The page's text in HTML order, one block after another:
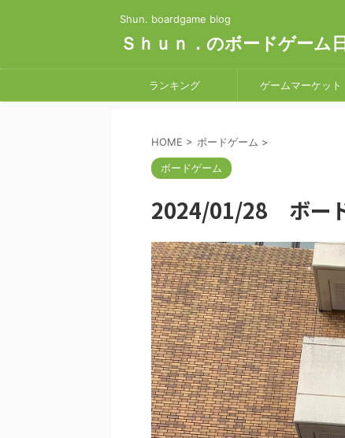
Shun. boardgame blog
Ｓｈｕｎ．のボードゲーム
ランキング ゲームマーケット
HOME > ボードゲーム >
ボードゲーム
2024/01/28 ボー